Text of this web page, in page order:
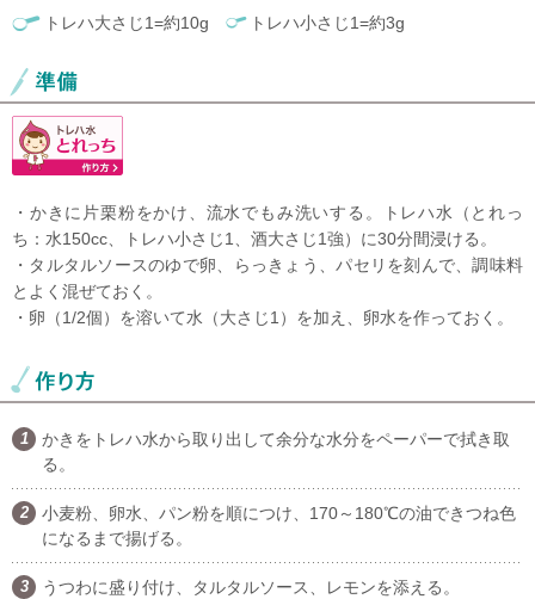
トレハ大さじ1=約10g トレハ小さじ1=約3g
・かきに片栗粉をかけ、流水でもみ洗いする。トレハ水（とれっ
ち：水150cc、トレハ小さじ1、酒大さじ1強）に30分間浸ける。
・タルタルソースのゆで卵、らっきょう、パセリを刻んで、調味料
とよく混ぜておく。
・卵（1/2個）を溶いて水（大さじ1）を加え、卵水を作っておく。
かきをトレハ水から取り出して余分な水分をペーパーで拭き取
る。
小麦粉、卵水、パン粉を順につけ、170～180℃の油できつね色
になるまで揚げる。
うつわに盛り付け、タルタルソース、レモンを添える。